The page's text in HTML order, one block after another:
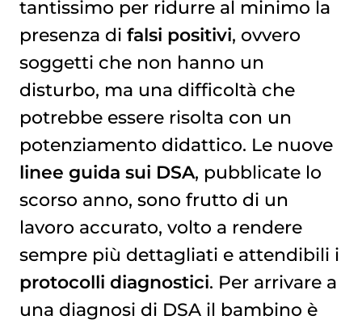
tantissimo per ridurre al minimo la
presenza di falsi positivi, ovvero
soggetti che non hanno un
disturbo, ma una difficoltà che
potrebbe essere risolta con un
potenziamento didattico. Le nuove
linee guida sui DSA, pubblicate lo
scorso anno, sono frutto di un
lavoro accurato, volto a rendere
sempre più dettagliati e attendibili i
protocolli diagnostici. Per arrivare a
una diagnosi di DSA il bambino è